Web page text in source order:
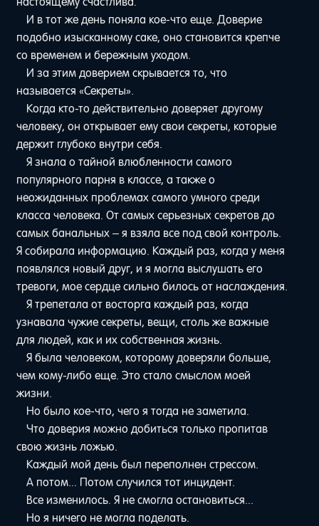
И в тот же день поняла кое-что еще. Доверие
подобно изысканному саке, оно становится крепче
со временем и бережным уходом.
И за этим доверием скрывается то, что
называется «Секреты».
Когда кто-то действительно доверяет другому
человеку, он открывает ему свои секреты, которые
держит глубоко внутри себя.
Я знала о тайной влюбленности самого
популярного парня в классе, а также о
неожиданных проблемах самого умного среди
класса человека. От самых серьезных секретов до
самых банальных – я взяла все под свой контроль.
Я собирала информацию. Каждый раз, когда у меня
появлялся новый друг, и я могла выслушать его
тревоги, мое сердце сильно билось от наслаждения.
Я трепетала от восторга каждый раз, когда
узнавала чужие секреты, вещи, столь же важные
для людей, как и их собственная жизнь.
Я была человеком, которому доверяли больше,
чем кому-либо еще. Это стало смыслом моей
жизни.
Но было кое-что, чего я тогда не заметила.
Что доверия можно добиться только пропитав
свою жизнь ложью.
Каждый мой день был переполнен стрессом.
А потом... Потом случился тот инцидент.
Все изменилось. Я не смогла остановиться...
Но я ничего не могла поделать.